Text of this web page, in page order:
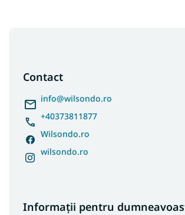
Contact
info@wilsondo.ro
+40373811877
Wilsondo.ro
wilsondo.ro
Informații pentru